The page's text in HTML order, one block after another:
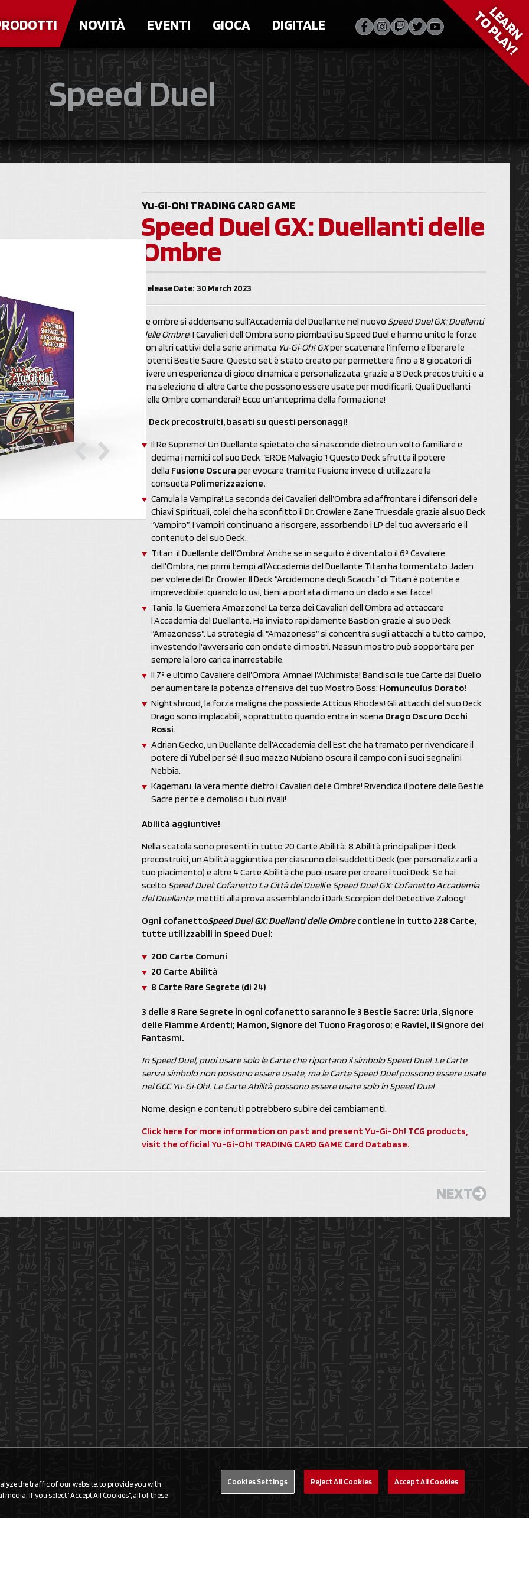
NOVITÀ EVENTI GIOCA DIGITALE LEARN
TO PLAY!
Speed Duel
Yu‑Gi‑Oh! TRADING CARD GAME
Speed Duel GX: Duellanti delle
Ombre
Release Date: 30 March 2023
Le ombre si addensano sull’Accademia del Duellante nel nuovo Speed Duel GX: Duellanti
delle Ombre! I Cavalieri dell’Ombra sono piombati su Speed Duel e hanno unito le forze
con altri cattivi della serie animata Yu‑Gi‑Oh! GXper scatenare l’inferno e liberare le
potenti Bestie Sacre. Questo set è stato creato per permettere fino a 8 giocatori di
vivere un’esperienza di gioco dinamica e personalizzata, grazie a 8 Deck precostruiti e a
una selezione di altre Carte che possono essere usate per modificarli. Quali Duellanti
delle Ombre comanderai? Ecco un’anteprima della formazione!
8 Deck precostruiti, basati su questi personaggi!
Il Re Supremo! Un Duellante spietato che si nasconde dietro un volto familiare e
decima i nemici col suo Deck “EROE Malvagio”! Questo Deck sfrutta il potere
della Fusione Oscura per evocare tramite Fusione invece di utilizzare la
consueta Polimerizzazione.
Camula la Vampira! La seconda dei Cavalieri dell’Ombra ad affrontare i difensori delle
Chiavi Spirituali, colei che ha sconfitto il Dr. Crowler e Zane Truesdale grazie al suo Deck
“Vampiro”. I vampiri continuano a risorgere, assorbendo i LP del tuo avversario e il
contenuto del suo Deck.
Titan, il Duellante dell’Ombra! Anche se in seguito è diventato il 6º Cavaliere
dell’Ombra, nei primi tempi all’Accademia del Duellante Titan ha tormentato Jaden
per volere del Dr. Crowler. Il Deck “Arcidemone degli Scacchi” di Titan è potente e
imprevedibile: quando lo usi, tieni a portata di mano un dado a sei facce!
Tania, la Guerriera Amazzone! La terza dei Cavalieri dell’Ombra ad attaccare
l’Accademia del Duellante. Ha inviato rapidamente Bastion grazie al suo Deck
“Amazoness”. La strategia di “Amazoness” si concentra sugli attacchi a tutto campo,
investendo l’avversario con ondate di mostri. Nessun mostro può sopportare per
sempre la loro carica inarrestabile.
Il 7º e ultimo Cavaliere dell’Ombra: Amnael l’Alchimista! Bandisci le tue Carte dal Duello
per aumentare la potenza offensiva del tuo Mostro Boss: Homunculus Dorato!
Nightshroud, la forza maligna che possiede Atticus Rhodes! Gli attacchi del suo Deck
Drago sono implacabili, soprattutto quando entra in scena Drago Oscuro Occhi
Rossi.
Adrian Gecko, un Duellante dell’Accademia dell’Est che ha tramato per rivendicare il
potere di Yubel per sé! Il suo mazzo Nubiano oscura il campo con i suoi segnalini
Nebbia.
Kagemaru, la vera mente dietro i Cavalieri delle Ombre! Rivendica il potere delle Bestie
Sacre per te e demolisci i tuoi rivali!
Abilità aggiuntive!
Nella scatola sono presenti in tutto 20 Carte Abilità: 8 Abilità principali per i Deck
precostruiti, un’Abilità aggiuntiva per ciascuno dei suddetti Deck (per personalizzarli a
tuo piacimento) e altre 4 Carte Abilità che puoi usare per creare i tuoi Deck. Se hai
scelto Speed Duel: Cofanetto La Città dei Duellie Speed Duel GX: Cofanetto Accademia
del Duellante, mettiti alla prova assemblando i Dark Scorpion del Detective Zaloog!
Ogni cofanettoSpeed Duel GX: Duellanti delle Ombre contiene in tutto 228 Carte,
tutte utilizzabili in Speed Duel:
200 Carte Comuni
20 Carte Abilità
8 Carte Rare Segrete (di 24)
3 delle 8 Rare Segrete in ogni cofanetto saranno le 3 Bestie Sacre: Uria, Signore
delle Fiamme Ardenti; Hamon, Signore del Tuono Fragoroso; e Raviel, il Signore dei
Fantasmi.
In Speed Duel, puoi usare solo le Carte che riportano il simbolo Speed Duel. Le Carte
senza simbolo non possono essere usate, ma le Carte Speed Duel possono essere usate
nel GCC Yu‑Gi‑Oh!. Le Carte Abilità possono essere usate solo in Speed Duel
Nome, design e contenuti potrebbero subire dei cambiamenti.
Click here for more information on past and present Yu-Gi-Oh! TCG products,
visit the official Yu-Gi-Oh! TRADING CARD GAME Card Database.
NEXT
the traffic of our website, to provide you with
If you select “Accept All Cookies”, all of these
Cookies Settings Reject All Cookies Accept All Cookies